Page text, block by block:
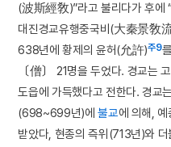
(波斯經敎)”라고 불리다가 후에
대진경교유행중국비(大秦景敎
638년에 황제의 윤허(允許)주9
〔僧〕 21명을 두었다. 경교는
도읍에 가득했다고 전한다. 경
(698~699년)에불교에 의해,
받았다, 현종의 즉위(713년)와